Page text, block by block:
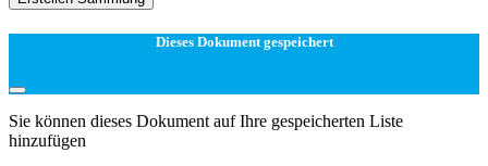
Dieses Dokument gespeichert
Sie können dieses Dokument auf Ihre gespeicherten Liste
hinzufügen